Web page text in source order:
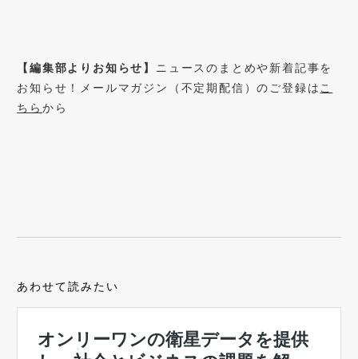
【編集部よりお知らせ】 ニュースのまとめや新着記事を
お知らせ！メールマガジン（不定期配信）のご登録はこ
ちら から
あわせて読みたい